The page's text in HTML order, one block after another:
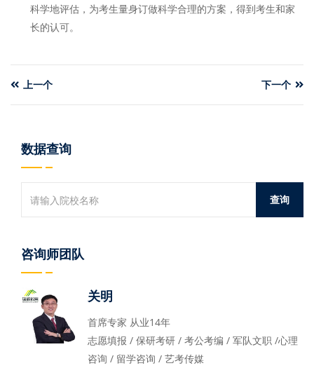
科学地评估，为考生量身订做科学合理的方案，得到考生和家
长的认可。
上一个 下一个
数据查询
咨询师团队
关明
首席专家 从业14年
志愿填报 / 保研考研 / 考公考编 / 军队文职 /心理
咨询 / 留学咨询 / 艺考传媒